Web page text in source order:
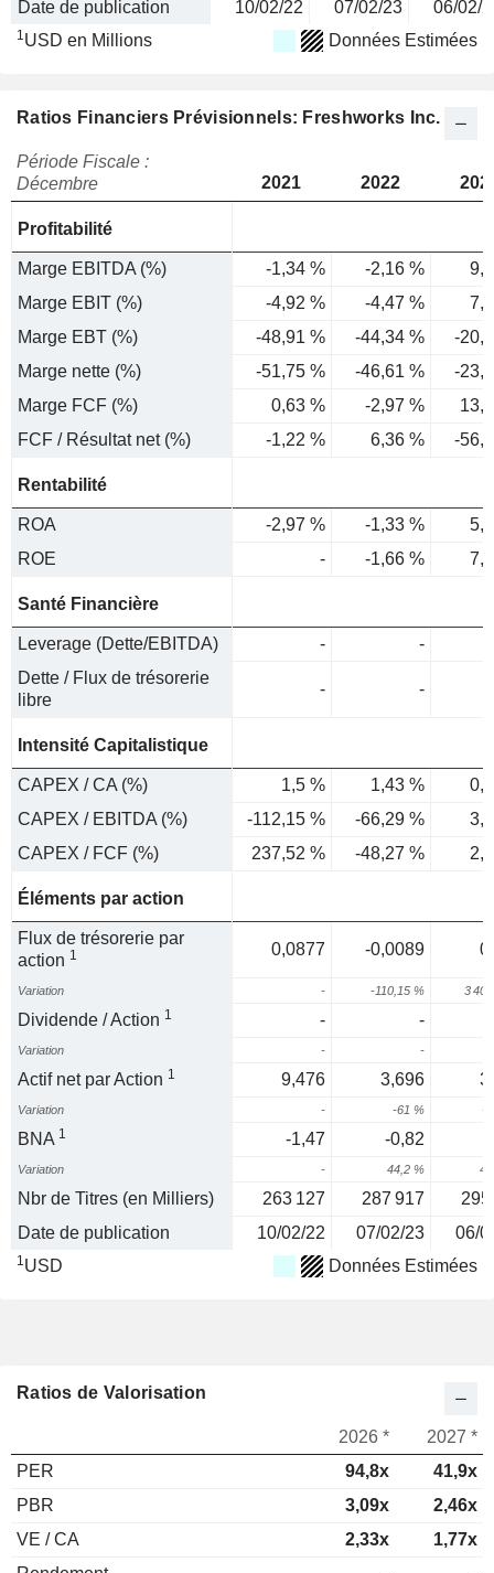
Date de publication 10/02/22 07/02/23 06/02/
1USD en Millions Données Estimées
Ratios Financiers Prévisionnels: Freshworks Inc.
Période Fiscale :
Décembre
2021 2022
Profitabilité
Marge EBITDA (%) -1,34 % -2,16 %
Marge EBIT (%)
-4,92 % -4,47 %
Marge EBT (%)
-48,91 % -44,34 %
-
Marge nette (%)
-51,75 % -46,61 %
-
Marge FCF (%)
0,63 % -2,97 %
FCF / Résultat net (%)
-1,22 % 6,36 % -
Rentabilité
ROA -2,97 % -1,33 %
ROE
- -1,66 %
Santé Financière
Leverage (Dette/EBITDA) -
-
Dette / Flux de trésorerie
libre
- -
Intensité Capitalistique
CAPEX / CA (%) 1,5 % 1,43 %
CAPEX / EBITDA (%)
-112,15 % -66,29 %
CAPEX / FCF (%)
237,52 % -48,27 %
Éléments par action
Flux de trésorerie par
action 1 0,0877 -0,0089
Variation - -110,15 % 3
Dividende / Action 1 - -
Variation - -
Actif net par Action 1 9,476 3,696
Variation - -61 % -
BNA 1 -1,47 -0,82
Variation - 44,2 %
Nbr de Titres (en Milliers) 263 127 287 917
295
Date de publication
10/02/22 07/02/23 06/
1USD Données Estimées
Ratios de Valorisation
2026 *
2027 *
PER
94,8x
41,9x
PBR
3,09x
2,46x
VE / CA
2,33x
1,77x